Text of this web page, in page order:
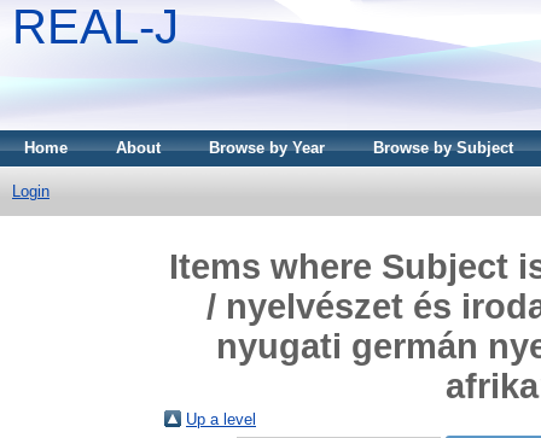
REAL-J
Home About Browse by Year Browse by Subject
Login
Items where Subject
/ nyelvészet és
nyugati germán
Up a level